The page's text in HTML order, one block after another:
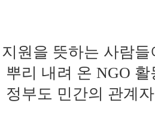
원을 뜻하는 사람
뿌리 내려 온 NGO
정부도 민간의 관계